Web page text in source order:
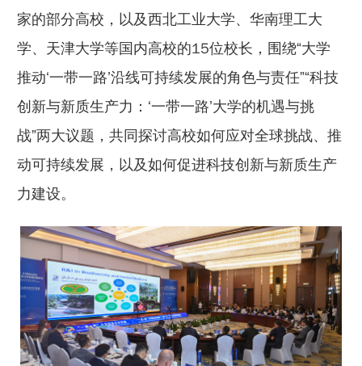
家的部分高校，以及西北工业大学、华南理工大
学、天津大学等国内高校的15位校长，围绕“大学
推动‘一带一路’沿线可持续发展的角色与责任”“科技
创新与新质生产力：‘一带一路’大学的机遇与挑
战”两大议题，共同探讨高校如何应对全球挑战、推
动可持续发展，以及如何促进科技创新与新质生产
力建设。